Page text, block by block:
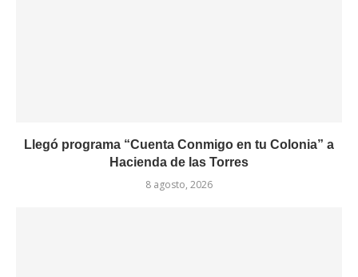
Llegó programa “Cuenta Conmigo en tu Colonia” a
Hacienda de las Torres
8 agosto, 2026